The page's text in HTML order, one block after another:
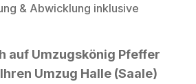
& Abwicklung inklusive
auf Umzugskönig Pfeffer
Umzug Halle (Saale)